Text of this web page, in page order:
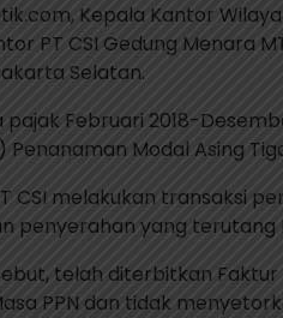
Kepala Kantor
PT CSI Gedung Menara
Selatan.
pajak Februari 2018-
Penanaman Modal Asing
CSI melakukan transaksi
penyerahan yang terutang
telah diterbitkan Faktur
PPN dan tidak